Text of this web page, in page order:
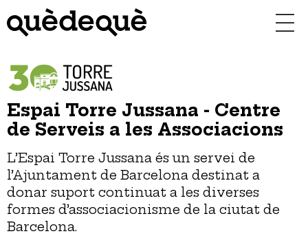
contingut
Espai Torre Jussana - Centre
de Serveis a les Associacions
L’Espai Torre Jussana és un servei de
l’Ajuntament de Barcelona destinat a
donar suport continuat a les diverses
formes d’associacionisme de la ciutat de
Barcelona.